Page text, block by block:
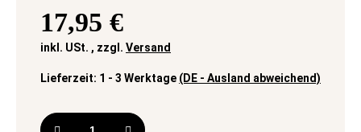
17,95 €
inkl. USt. , zzgl. Versand
Lieferzeit: 1 - 3 Werktage (DE - Ausland abweichend)